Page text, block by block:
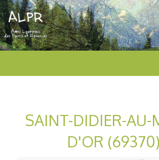
SAINT-DIDIER-AU-
D'OR (69370)